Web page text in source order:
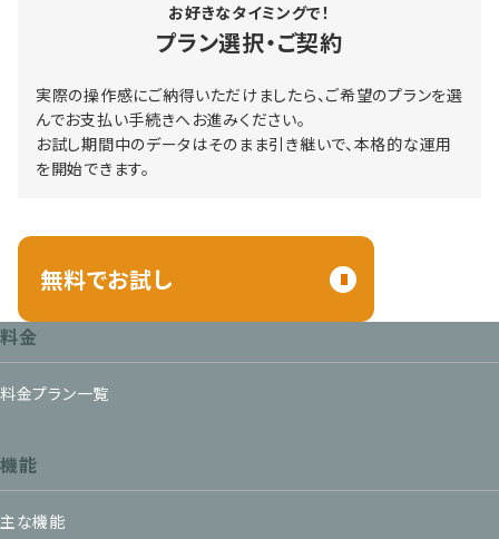
お好きなタイミングで！
プラン選択・ご契約
実際の操作感にご納得いただけましたら、ご希望のプランを選
んでお支払い手続きへお進みください。
お試し期間中のデータはそのまま引き継いで、本格的な運用
を開始できます。
無料でお試し
料金
料金プラン一覧
機能
主な機能